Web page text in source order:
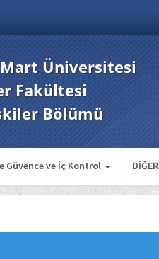
Üniversitesi
Fakültesi
Bölümü
Güvence ve İç Kontrol DİĞER